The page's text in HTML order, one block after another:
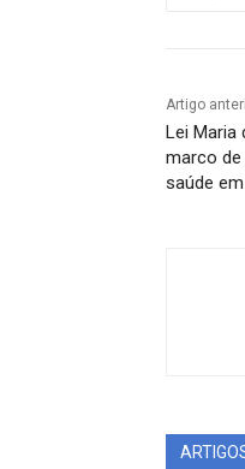
Artigo
Lei Maria
marco
saúde